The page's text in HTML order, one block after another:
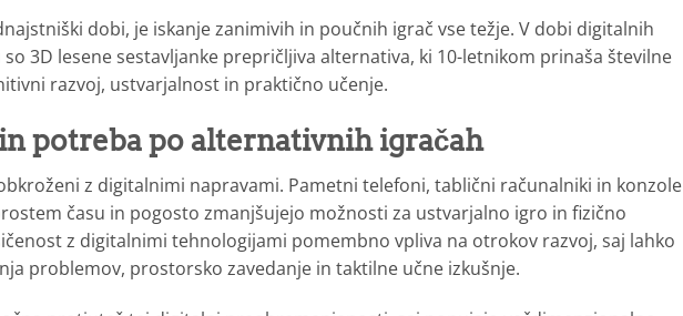
dobi, je iskanje zanimivih in poučnih igrač vse težje. V dobi digitalnih
3D lesene sestavljanke prepričljiva alternativa, ki 10-letnikom prinaša številne
razvoj, ustvarjalnost in praktično učenje.
potreba po alternativnih igračah
z digitalnimi napravami. Pametni telefoni, tablični računalniki in konzole
času in pogosto zmanjšujejo možnosti za ustvarjalno igro in fizično
z digitalnimi tehnologijami pomembno vpliva na otrokov razvoj, saj lahko
problemov, prostorsko zavedanje in taktilne učne izkušnje.